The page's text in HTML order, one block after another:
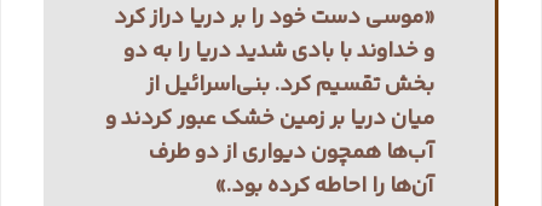
«موسی دست خود را بر دریا دراز کرد
و خداوند با بادی شدید دریا را به دو
بخش تقسیم کرد. بنی‌اسرائیل از
میان دریا بر زمین خشک عبور کردند و
آب‌ها همچون دیواری از دو طرف
آن‌ها را احاطه کرده بود.»